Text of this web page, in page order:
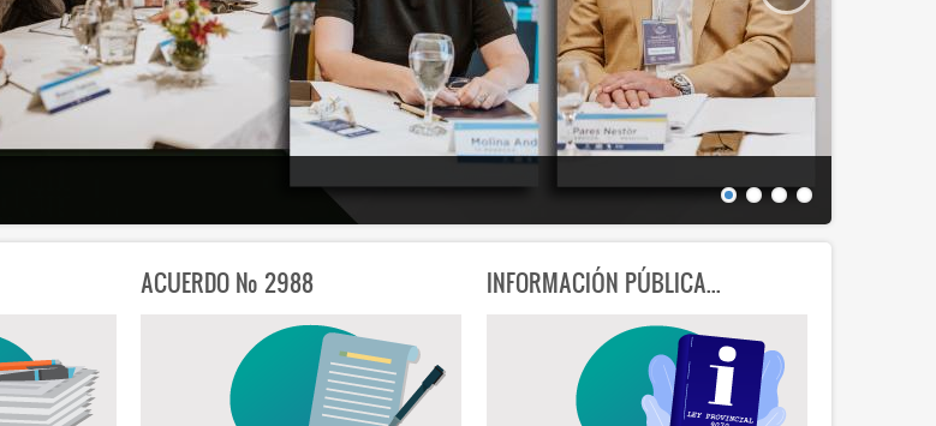
ACUERDO Nº 2988 INFORMACIÓN PÚBLICA...